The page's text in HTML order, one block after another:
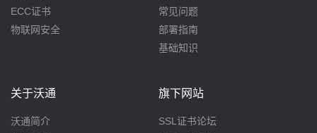
ECC证书
物联网安全
常见问题
部署指南
基础知识
关于沃通
沃通简介
旗下网站
SSL证书论坛